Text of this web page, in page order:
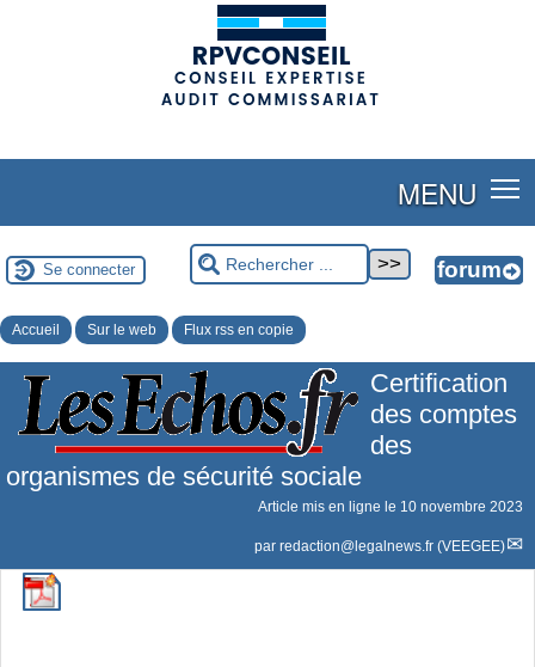
MENU
Se connecter
Accueil Sur le web Flux rss en copie
Certification
des comptes
des
organismes de sécurité sociale
Article mis en ligne le 10 novembre 2023
par redaction@legalnews.fr (VEEGEE)